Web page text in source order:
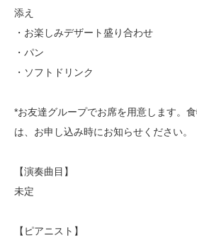
添え
・お楽しみデザート盛り合わせ
・パン
・ソフトドリンク
*お友達グループでお席を用意します。
は、お申し込み時にお知らせください。
【演奏曲目】
未定
【ピアニスト】